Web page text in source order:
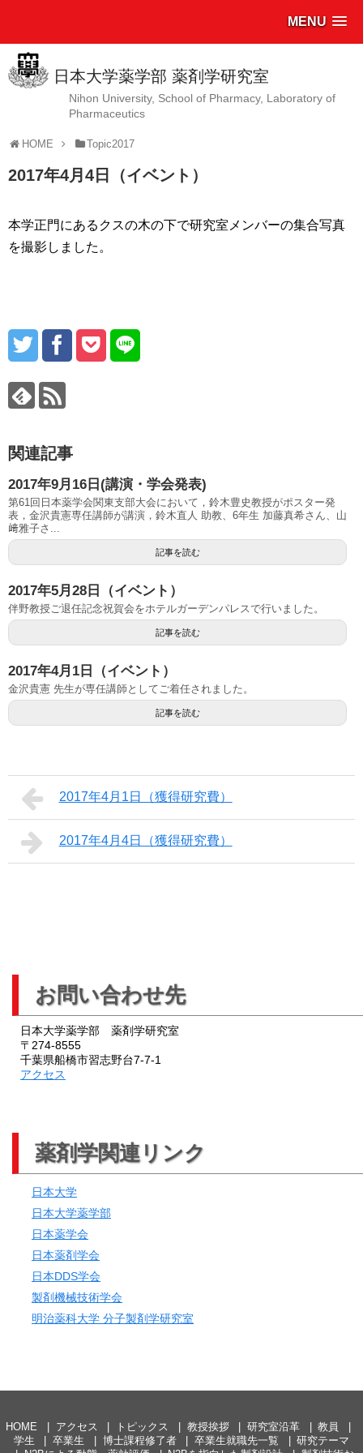
MENU
日本大学薬学部 薬剤学研究室
Nihon University, School of Pharmacy, Laboratory of
Pharmaceutics
HOME Topic2017
2017年4月4日（イベント）
本学正門にあるクスの木の下で研究室メンバーの集合写真
を撮影しました。
関連記事
2017年9月16日(講演・学会発表)
第61回日本薬学会関東支部大会において，鈴木豊史教授がポスター発
表，金沢貴憲専任講師が講演，鈴木直人 助教、6年生 加藤真希さん、山
﨑雅子さ...
記事を読む
2017年5月28日（イベント）
伴野教授ご退任記念祝賀会をホテルガーデンパレスで行いました。
記事を読む
2017年4月1日（イベント）
金沢貴憲 先生が専任講師としてご着任されました。
記事を読む
2017年4月1日（獲得研究費）
2017年4月4日（獲得研究費）
お問い合わせ先
日本大学薬学部 薬剤学研究室
〒274-8555
千葉県船橋市習志野台7-7-1
アクセス
薬剤学関連リンク
日本大学
日本大学薬学部
日本薬学会
日本薬剤学会
日本DDS学会
製剤機械技術学会
明治薬科大学 分子製剤学研究室
HOME アクセス トピックス 教授挨拶 研究室沿革
教員
学生
卒業生 博士課程修了者 卒業生就職先一覧
研究テーマ